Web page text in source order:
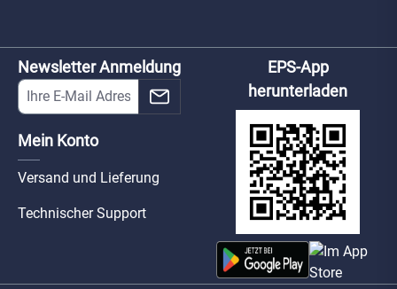
Newsletter Anmeldung
Mein Konto
Versand und Lieferung
Technischer Support
EPS-App
herunterladen